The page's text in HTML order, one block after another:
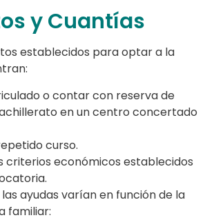
y Cuantías
establecidos para optar a la
o contar con reserva de
en un centro concertado
curso.
criterios económicos establecidos
ayudas varían en función de la
familiar: